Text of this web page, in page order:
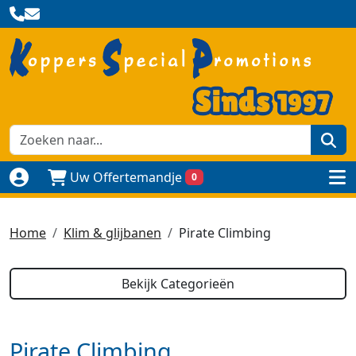
Naar login paginaUw Offertemandje 0
Home Klim & glijbanen Pirate Climbing
Bekijk Categorieën